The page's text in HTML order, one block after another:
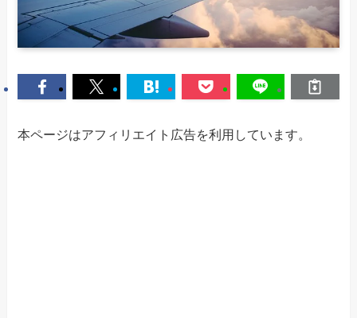
本ページはアフィリエイト広告を利用しています。